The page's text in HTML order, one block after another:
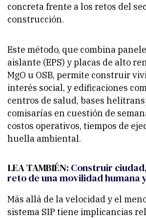
concreta frente a los retos del
construcción.
Este método, que combina
aislante (EPS) y placas de alto
MgO u OSB, permite construir
interés social, y edificaciones
centros de salud, bases
comisarías en cuestión de
costos operativos, tiempos de
huella ambiental.
LEA TAMBIÉN: Construir
reto de una movilidad humana
Más allá de la velocidad y el
sistema SIP tiene implicancias